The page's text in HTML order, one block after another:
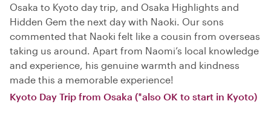
Osaka to Kyoto day trip, and Osaka Highlights and
Hidden Gem the next day with Naoki. Our sons
commented that Naoki felt like a cousin from overseas
taking us around. Apart from Naomi’s local knowledge
and experience, his genuine warmth and kindness
made this a memorable experience!
Kyoto Day Trip from Osaka (*also OK to start in Kyoto)